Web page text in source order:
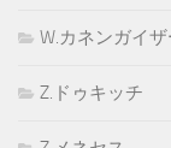
W.カネンガイザ
Z.ドゥキッチ